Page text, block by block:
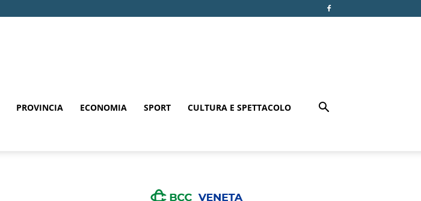
PROVINCIA ECONOMIA SPORT CULTURA E SPETTACOLO